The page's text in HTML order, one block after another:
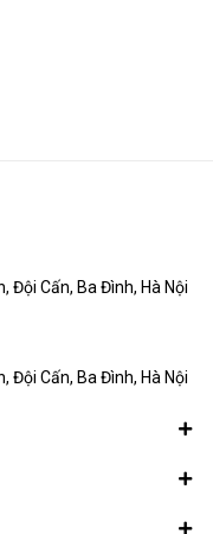
Đội Cấn, Ba Đình, Hà Nội
Đội Cấn, Ba Đình, Hà Nội